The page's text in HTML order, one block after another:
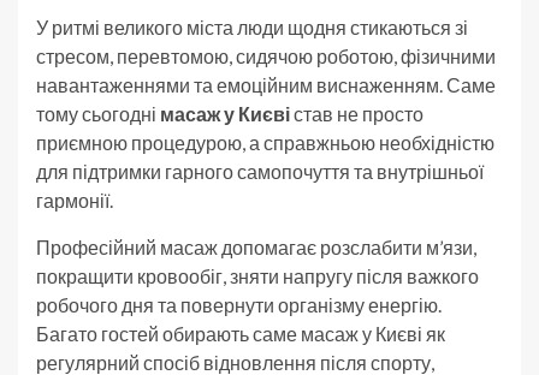
У ритмі великого міста люди щодня стикаються зі
стресом, перевтомою, сидячою роботою, фізичними
навантаженнями та емоційним виснаженням. Саме
тому сьогодні масаж у Києвістав не просто
приємною процедурою, а справжньою необхідністю
для підтримки гарного самопочуття та внутрішньої
гармонії.
Професійний масаж допомагає розслабити м’язи,
покращити кровообіг, зняти напругу після важкого
робочого дня та повернути організму енергію.
Багато гостей обирають саме масаж у Києві як
регулярний спосіб відновлення після спорту,